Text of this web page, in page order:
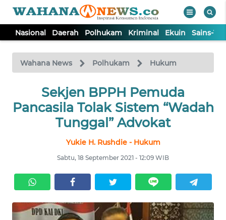
Nasional Daerah Polhukam Kriminal Ekuin Sains-
Wahana News Polhukam Hukum
Sekjen BPPH Pemuda
Pancasila Tolak Sistem “Wadah
Tunggal” Advokat
Yukie H. Rushdie - Hukum
Sabtu, 18 September 2021 - 12:09 WIB
TV
Tutup
NASIONAL
KRIMINAL
EKUIN